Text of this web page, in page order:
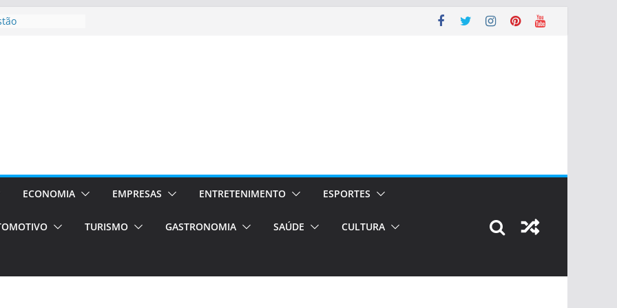
em Porto
de transfer,
de alto padrão
–
o segundo
únicas e
volta!ECONOMIA EMPRESAS ENTRETENIMENTO ESPORTES
TURISMO GASTRONOMIA SAÚDE CULTURA